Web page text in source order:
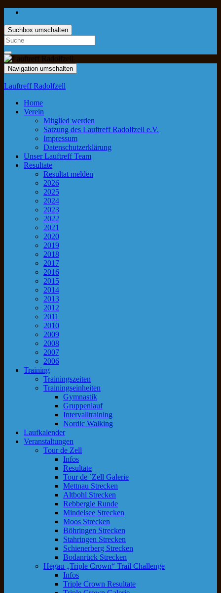
Suchbox umschalten
Navigation umschalten
Lauftreff Radolfzell
Home
Verein
Mitglied werden
Satzung des Lauftreff Radolfzell e.V.
Impressum
Datenschutzerklärung
Unser Lauftreff Team
Resultate
Resultat melden
2026
2025
2024
2023
2022
2021
2020
2019
2018
2017
2016
2015
2014
2013
2012
2011
2010
2009
2008
2007
2006
Training
Trainingszeiten
Trainingseinheiten
Gymnastik
Gruppenlauf
Intervalltraining
Nordic Walking
Laufkalender
Veranstaltungen
Tour de Zell
Infos
Resultate
Tour de ´Zell Galerie
Mettnau Strecken
Altbohl Strecken
Rebbergle Runde
Mindelsee Strecken
Moos Strecken
Böhringen Strecken
Stahringen Strecken
Schienerberg Strecken
Bodanrück Strecken
Hegau „Triple Crown“ Trail Challenge
Infos
Triple Crown Resultate